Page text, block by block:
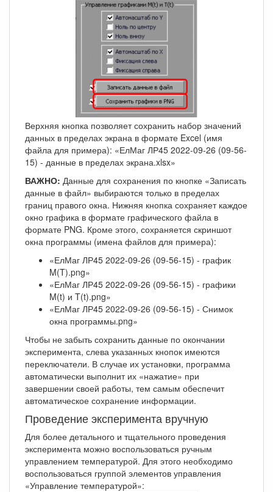
Верхняя кнопка позволяет сохранить набор значений
данных в пределах экрана в формате Excel (имя
файла для примера): «ЕлМаг ЛР45 2022-09-26 (09-56-
15) - данные в пределах экрана.xlsx»
ВАЖНО: Данные для сохранения по кнопке «Записать
данные в файл» выбираются только в пределах
границ правого окна. Нижняя кнопка сохраняет каждое
окно графика в формате графического файла в
формате PNG. Кроме этого, сохраняется скриншот
окна программы (имена файлов для примера):
«ЕлМаг ЛР45 2022-09-26 (09-56-15) - график
M(T).png»
«ЕлМаг ЛР45 2022-09-26 (09-56-15) - графики
M(t) и T(t).png»
«ЕлМаг ЛР45 2022-09-26 (09-56-15) - Снимок
окна программы.png»
Чтобы не забыть сохранить данные по окончании
эксперимента, слева указанных кнопок имеются
переключатели. В случае их установки, программа
автоматически выполнит их «нажатие» при
завершении своей работы, тем самым обеспечит
автоматическое сохранение информации.
Проведение эксперимента вручную
Для более детального и тщательного проведения
эксперимента можно воспользоваться ручным
управлением температурой. Для этого необходимо
воспользоваться группой элементов управления
«Управление температурой»: